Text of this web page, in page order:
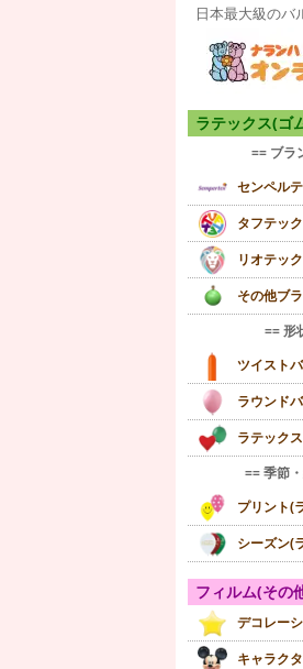
日本最大級のバ
ラテックス(ゴ
== ブラ
センペル
タフテッ
リオテッ
その他ブ
== 形
ツイスト
ラウンド
ラテック
== 季節
プリント(
シーズン(
フィルム(その
デコレー
キャラク